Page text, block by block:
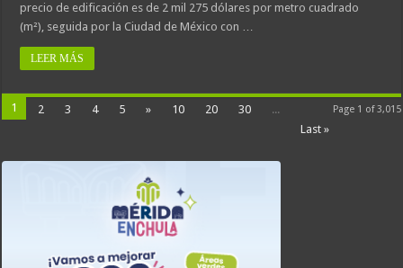
precio de edificación es de 2 mil 275 dólares por metro cuadrado
(m²), seguida por la Ciudad de México con …
LEER MÁS
Page 1 of 3,015
1 2 3 4 5 » 10 20 30
...
Last »